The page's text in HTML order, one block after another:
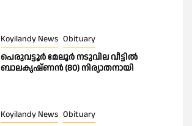
Koyilandy News Obituary
പെരുവട്ടൂർ മേലൂർ നടുവില വീട്ടിൽ
ബാലകൃഷ്ണൻ (80) നിര്യാതനായി
Koyilandy News Obituary